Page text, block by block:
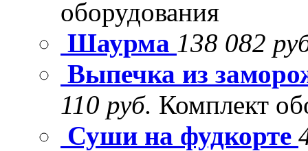
оборудования
Шаурма 138 082
Выпечка из
110 руб. Комплект
Суши на фудкорте